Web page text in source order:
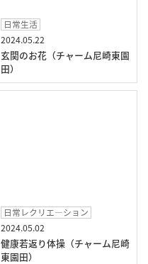
日常生活
2024.05.22
玄関のお花（チャーム尼崎東園
田）
日常レクリエ―ション
2024.05.02
健康若返り体操（チャーム尼崎
東園田）